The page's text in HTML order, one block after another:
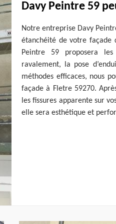
Davy Peintre 59
Notre entreprise Davy
étanchéité de votre façade
Peintre 59 proposera
ravalement, la pose
méthodes efficaces, nous
façade à Fletre 59270.
les fissures apparente sur
elle sera esthétique et